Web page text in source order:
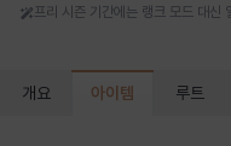
프리 시즌 기간에는 랭크 모드 대신
개요 아이템 루트